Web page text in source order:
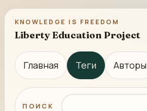
KNOWLEDGE IS FREEDOM
Liberty Education Project
Главная Теги Авторы
ПОИСК Поиск по сайту